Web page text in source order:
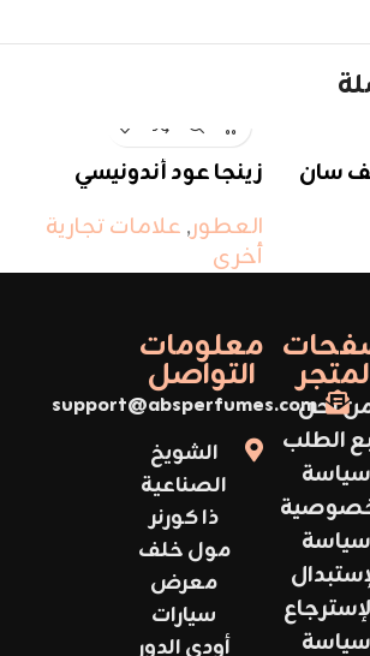
سان
زينجا عود أندونيسي
العطور, علامات تجارية
أخرى
نحن
الطلب
سياسة
سياسة
سياسة
معلومات
التواصل
support@absperfumes.com
الشويخ
الصناعية
ذا كورنر
مول خلف
معرض
سيارات
أودي الدور